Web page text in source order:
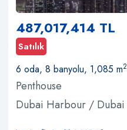
487,017,414 TL
Satılık
6 oda, 8 banyolu, 1,085 m2
Penthouse
Dubai Harbour / Dubai